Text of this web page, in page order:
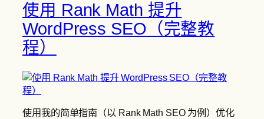
使用 Rank Math 提升
WordPress SEO（完整教
程）
使用我的简单指南（以 Rank Math SEO 为例）优化